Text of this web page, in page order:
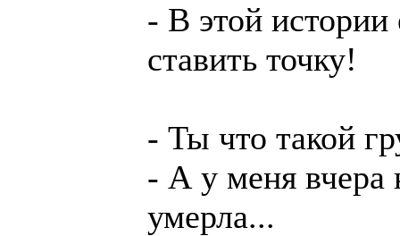
- В этой
ставить точку!
- Ты что такой
- А у меня вчера
умерла...